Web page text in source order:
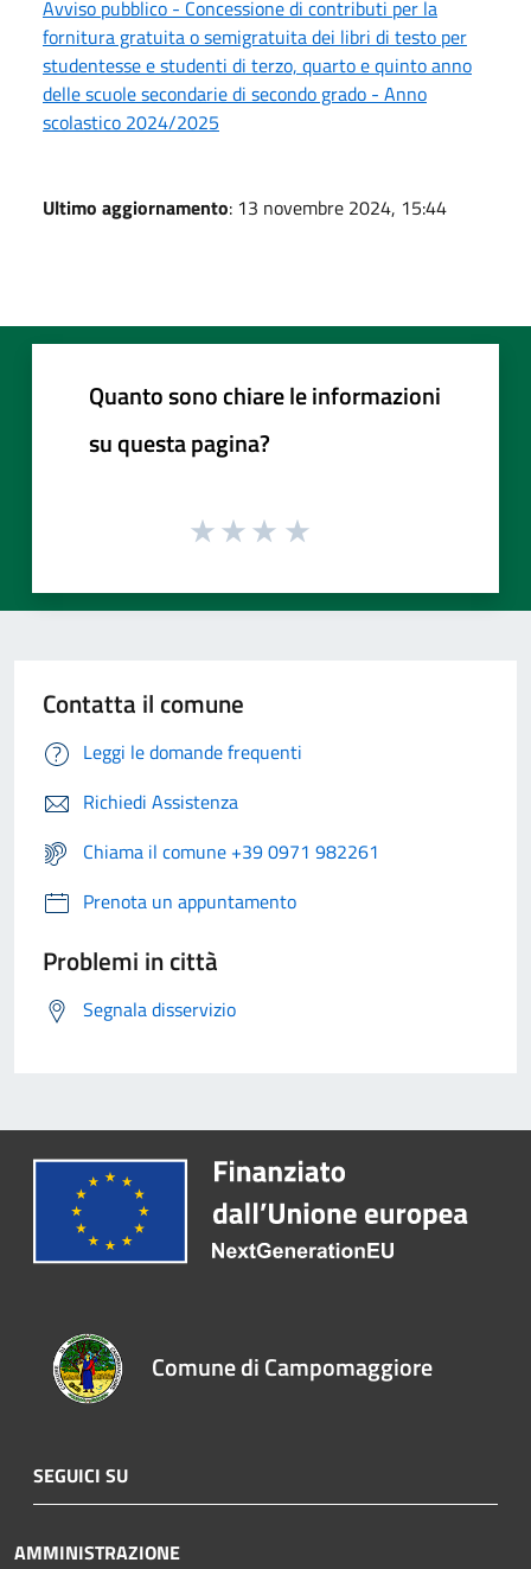
Avviso pubblico - Concessione di contributi per la
fornitura gratuita o semigratuita dei libri di testo per
studentesse e studenti di terzo, quarto e quinto anno
delle scuole secondarie di secondo grado - Anno
scolastico 2024/2025
Ultimo aggiornamento: 13 novembre 2024, 15:44
Quanto sono chiare le informazioni
su questa pagina?
Contatta il comune
Leggi le domande frequenti
Richiedi Assistenza
Chiama il comune +39 0971 982261
Prenota un appuntamento
Problemi in città
Segnala disservizio
Comune di Campomaggiore
SEGUICI SU
AMMINISTRAZIONE